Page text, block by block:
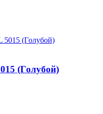
(Гoлубoй)